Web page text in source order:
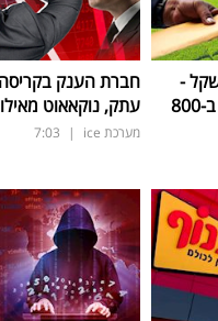
שקל -
חברת הנדל"ן רכשה אותה ב-800
חברת הענק בקריסה
עתק, נוקאאוט
מערכת ice |
7:03